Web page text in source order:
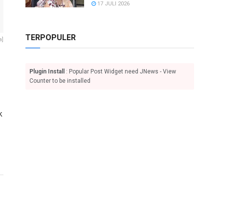
17 JULI 2026
TERPOPULER
Plugin Install
: Popular Post Widget need JNews - View
Counter to be installed